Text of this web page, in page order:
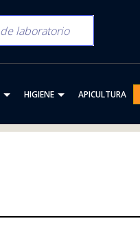
HIGIENE APICULTURA